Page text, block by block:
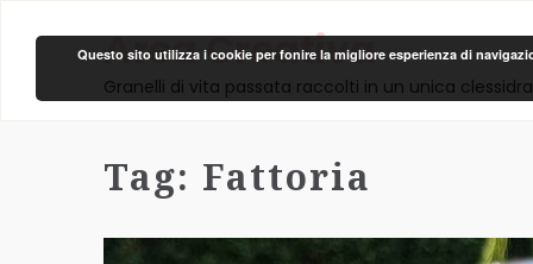
Area Creativa
Granelli di vita passata raccolti in un unica
Tag: Fattoria
Questo sito utilizza i cookie per fonire la migliore esperienza di